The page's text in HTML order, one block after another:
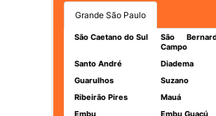
Grande São Paulo
São Caetano do Sul
São
Campo
Santo André
Diadema
Guarulhos
Suzano
Ribeirão Pires
Mauá
Embu
Embu Guaçú